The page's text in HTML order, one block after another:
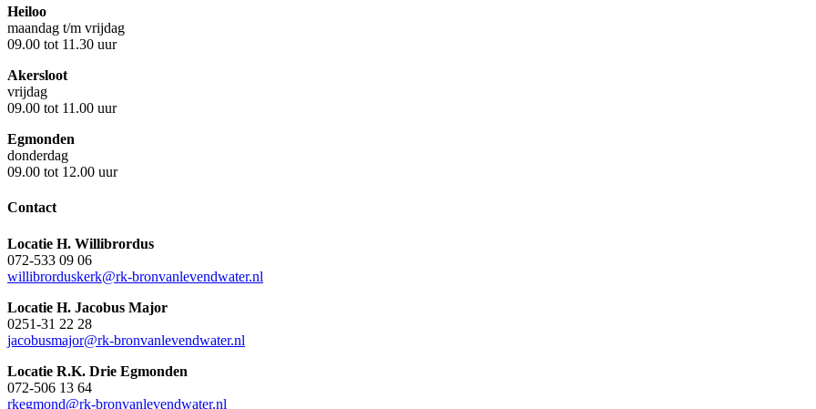
Heiloo
maandag t/m vrijdag
09.00 tot 11.30 uur
Akersloot
vrijdag
09.00 tot 11.00 uur
Egmonden
donderdag
09.00 tot 12.00 uur
Contact
Locatie H. Willibrordus
072-533 09 06
willibrorduskerk@rk-bronvanlevendwater.nl
Locatie H. Jacobus Major
0251-31 22 28
jacobusmajor@rk-bronvanlevendwater.nl
Locatie R.K. Drie Egmonden
072-506 13 64
rkegmond@rk-bronvanlevendwater.nl